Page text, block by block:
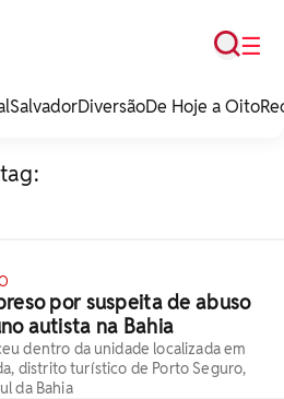
☰
Busca
SalvadorDiversãoDe Hoje a Oito
por suspeita de abuso
autista na Bahia
dentro da unidade localizada em
distrito turístico de Porto Seguro,
da Bahia